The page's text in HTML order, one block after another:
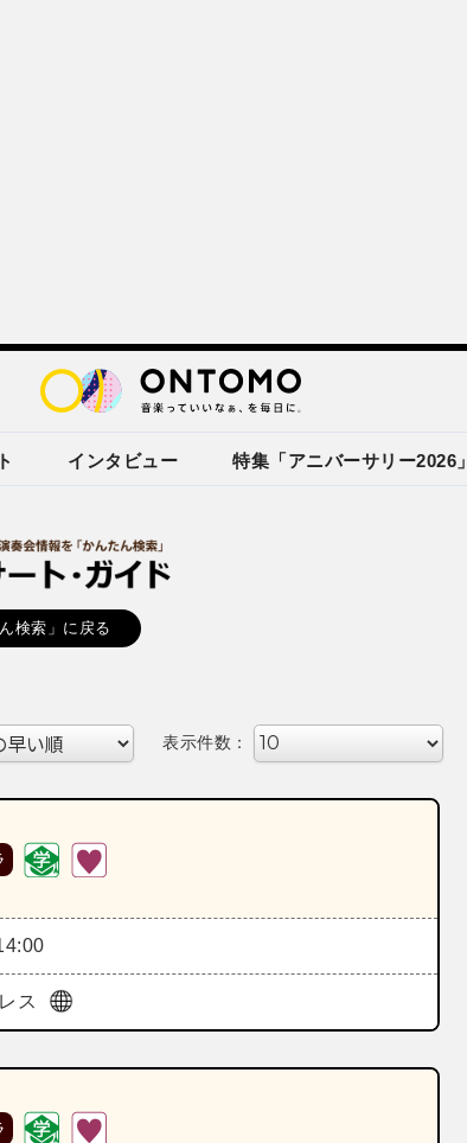
インタビュー 特集「アニバーサリー2026」
検索」に戻る
表示件数：
ス